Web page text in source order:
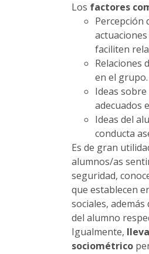
Los factores
Percepción
faciliten
Relaciones
en el grupo.
Ideas
adecuados
Ideas del
conducta
Es de gran
alumnos/as
seguridad,
que establecen
sociales,
del alumno
Igualmente,
sociométrico